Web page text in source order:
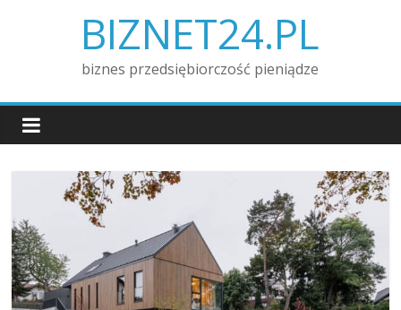
BIZNET24.PL
biznes przedsiębiorczość pieniądze